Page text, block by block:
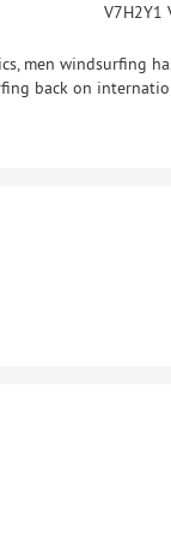
men windsurfing
back on
V7H2Y1